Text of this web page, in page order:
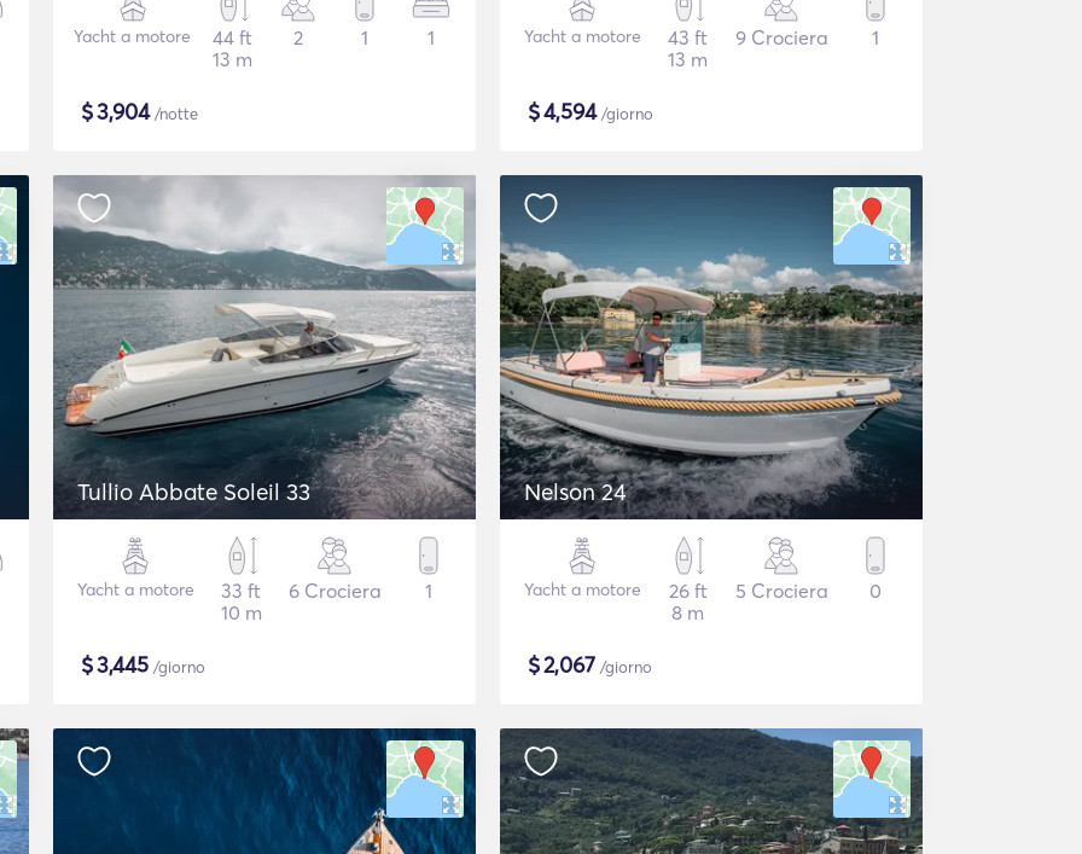
Yacht a motore
44 ft
13 m
2 1 1
$3,904/notte
Yacht a motore
43 ft
13 m
9 Crociera 1
$4,594/giorno
Tullio Abbate Soleil 33
Yacht a motore
33 ft
10 m
6 Crociera 1
$3,445 /giorno
Nelson 24
Yacht a motore
26 ft
8 m
5 Crociera 0
$2,067 /giorno